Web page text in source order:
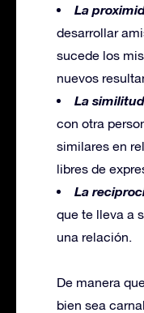
La
desarrollar
sucede los
nuevos
La similitud
con otra
similares en
libres de
La
que te lleva a
una relación.
De manera
bien sea